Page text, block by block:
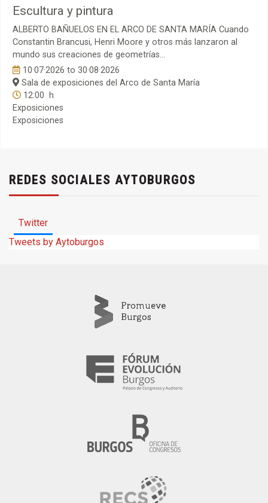
Escultura y pintura
ALBERTO BAÑUELOS EN EL ARCO DE SANTA MARÍA Cuando
Constantin Brancusi, Henri Moore y otros más lanzaron al
mundo sus creaciones de geometrías...
10·07·2026 to 30·08·2026
Sala de exposiciones del Arco de Santa María
12:00 h
Exposiciones
Exposiciones
REDES SOCIALES AYTOBURGOS
Twitter
Tweets by Aytoburgos